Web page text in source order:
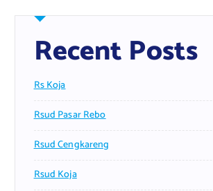
Recent Posts
Rs Koja
Rsud Pasar Rebo
Rsud Cengkareng
Rsud Koja